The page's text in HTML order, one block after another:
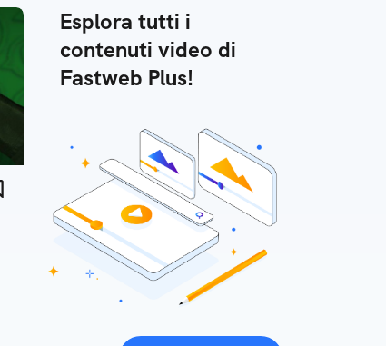
Esplora tutti i
contenuti video di
Fastweb Plus!